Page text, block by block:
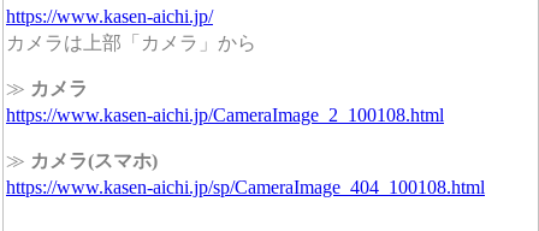
https://www.kasen-aichi.jp/
カメラは上部「カメラ」から
≫ カメラ
https://www.kasen-aichi.jp/CameraImage_2_100108.html
≫ カメラ(スマホ)
https://www.kasen-aichi.jp/sp/CameraImage_404_100108.html